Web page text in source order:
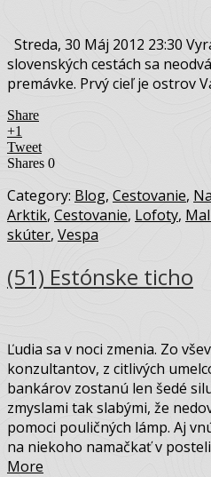
Streda, 30 Máj 2012 23:30
slovenských cestách sa
premávke. Prvý cieľ je ostrov
Share
+1
Tweet
Shares 0
Category: Blog, Cestovanie,
Arktik, Cestovanie, Lofoty,
skúter, Vespa
(51) Estónske ticho
Ľudia sa v noci zmenia. Zo
konzultantov, z citlivých
bankárov zostanú len šedé
zmyslami tak slabými, že
pomoci pouličných lámp. Aj
na niekoho namačkať v
More